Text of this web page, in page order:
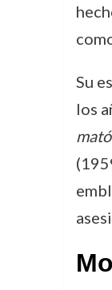
Su
los